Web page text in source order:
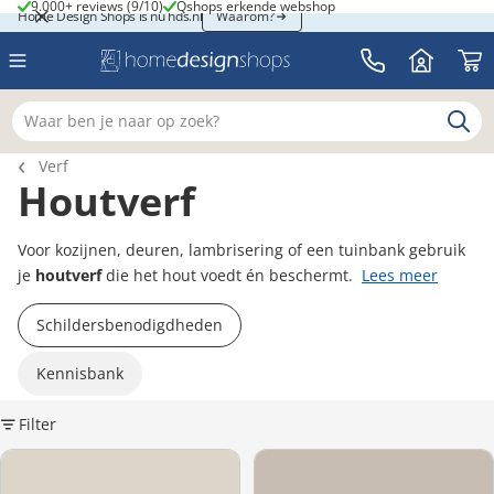
Home Design Shops is nu hds.nl
Home Design Shops is nu hds.nl Waarom?
9.000+ reviews (9/10)
9.000+ reviews (9/10) Qshops erkende webshop
Qshops erkende webshop
Waar ben je naar op zoek?
Breadcrumb navigatie
Verf
Houtverf
Voor kozijnen, deuren, lambrisering of een tuinbank gebruik
je houtverfdie het hout voedt én beschermt. Lees meer
Schildersbenodigdheden
Kennisbank
Filter
Farrow & Ball Skimming Stone (241)Farrow & Ball Elephant's